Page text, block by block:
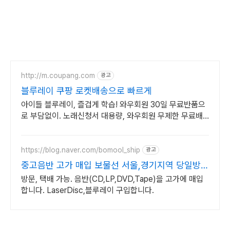
http://m.coupang.com 광고
블루레이 쿠팡 로켓배송으로 빠르게
아이들 블루레이, 즐겁게 학습! 와우회원 30일 무료반품으
로 부담없이. 노래신청서 대용량, 와우회원 무제한 무료배
https://blog.naver.com/bomool_ship 광고
중고음반 고가 매입 보물선 서울,경기지역 당일방문
가능
방문, 택배 가능. 음반(CD,LP,DVD,Tape)을 고가에 매입
합니다. LaserDisc,블루레이 구입합니다.